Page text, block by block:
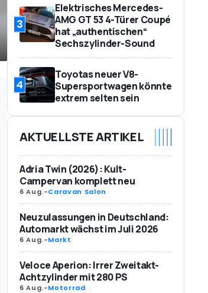
3
Elektrisches Mercedes-
AMG GT 53 4-Türer Coupé
hat „authentischen“
Sechszylinder-Sound
4
Toyotas neuer V8-
Supersportwagen könnte
extrem selten sein
AKTUELLSTE ARTIKEL
Adria Twin (2026): Kult-
Campervan komplett neu
6 Aug.-Caravan Salon
Neuzulassungen in Deutschland:
Automarkt wächst im Juli 2026
6 Aug.-Markt
Veloce Aperion: Irrer Zweitakt-
Achtzylinder mit 280 PS
6 Aug.-Motorrad